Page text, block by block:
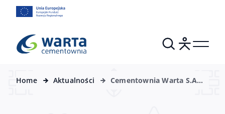
Home Aktualności
Cementownia Warta S.A.